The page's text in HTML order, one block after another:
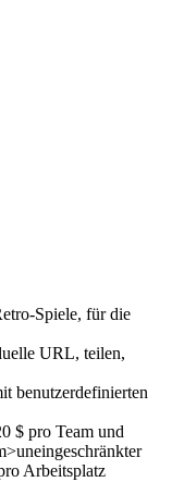
Spiele, für die
URL, teilen,
benutzerdefinierten
$ pro Team und
Arbeitsplatz